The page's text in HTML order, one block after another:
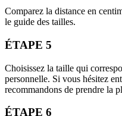
Comparez la distance en
le guide des tailles.
ÉTAPE 5
Choisissez la taille qui
personnelle. Si vous hésitez
recommandons de prendre la
ÉTAPE 6